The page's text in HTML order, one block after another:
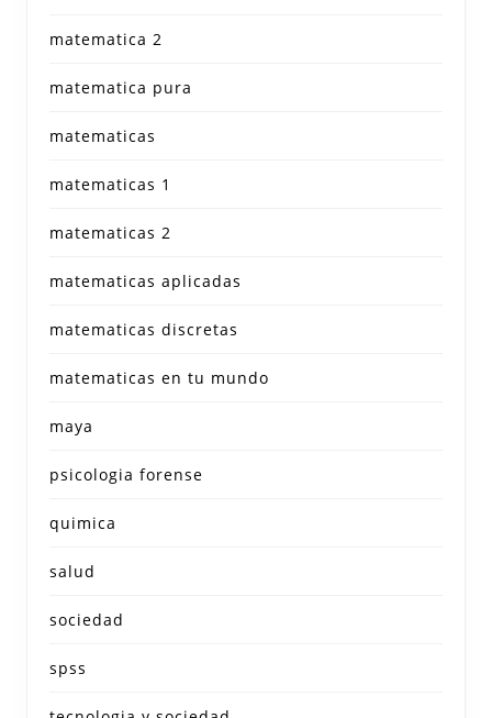
matematica 2
matematica pura
matematicas
matematicas 1
matematicas 2
matematicas aplicadas
matematicas discretas
matematicas en tu mundo
maya
psicologia forense
quimica
salud
sociedad
spss